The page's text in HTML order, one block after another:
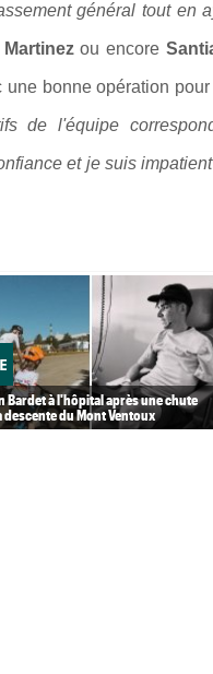
général tout en
Martinezou encore
bonne opération
de l'équipe
et je suis
Bardet à l'hôpital après une chute
descente du Mont Ventoux